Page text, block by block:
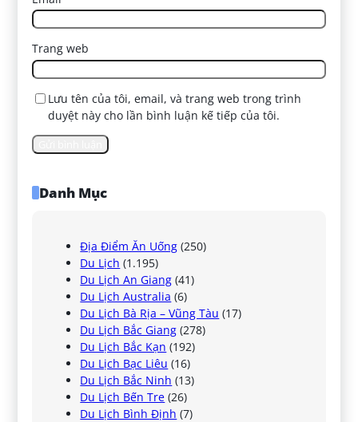
Trang web
Lưu tên của tôi, email, và trang web trong trình
duyệt này cho lần bình luận kế tiếp của tôi.
Danh Mục
Địa Điểm Ăn Uống (250)
Du Lịch (1.195)
Du Lịch An Giang (41)
Du Lịch Australia (6)
Du Lịch Bà Rịa – Vũng Tàu (17)
Du Lịch Bắc Giang (278)
Du Lịch Bắc Kạn (192)
Du Lịch Bạc Liêu (16)
Du Lịch Bắc Ninh (13)
Du Lịch Bến Tre (26)
Du Lịch Bình Định (7)